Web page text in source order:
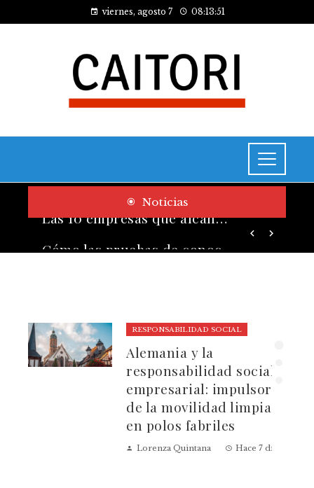
viernes, agosto 7 08:13:52
Noticias
RESPONSABILIDAD SOCIAL
Alemania y la
responsabilidad social
empresarial: impulsores
de la movilidad limpia
en polos fabriles
Lorenza Quintana Hace 7 días